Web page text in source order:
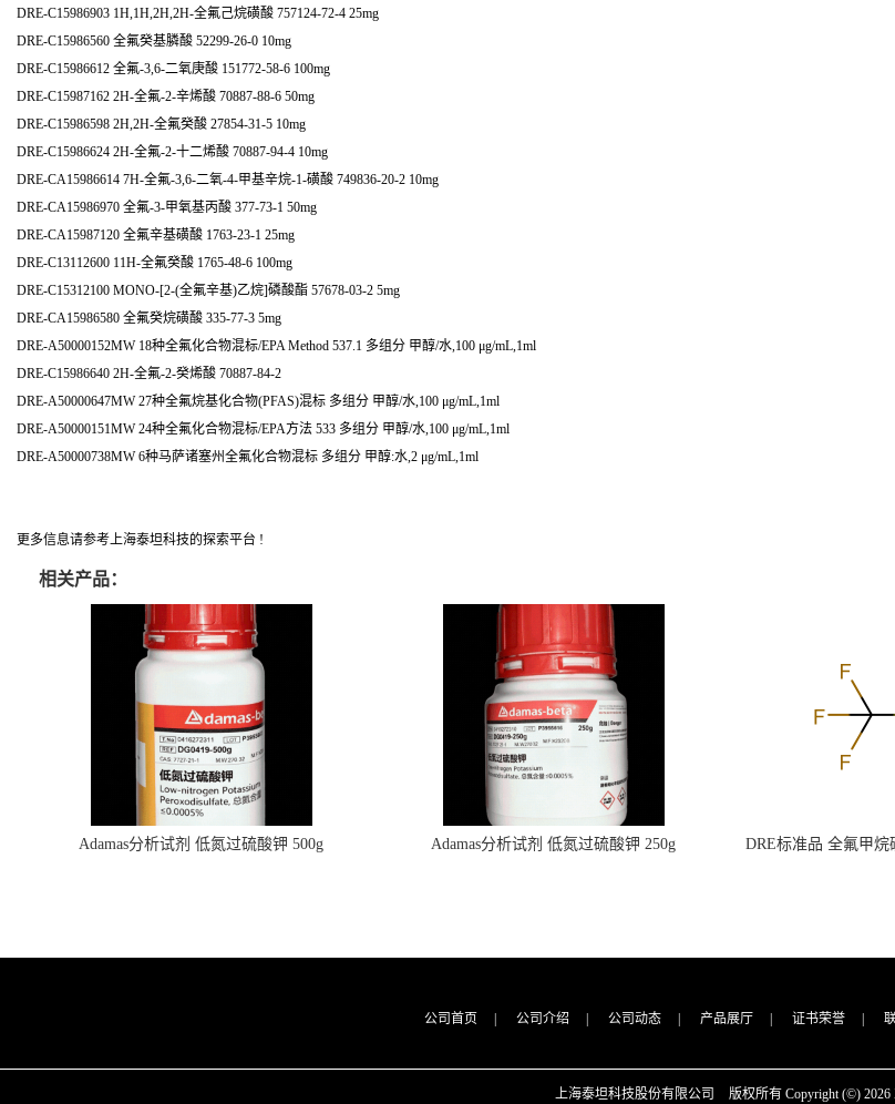
DRE-C15986903 1H,1H,2H,2H-全氟己烷磺酸 757124-72-4 25mg
DRE-C15986560 全氟癸基膦酸 52299-26-0 10mg
DRE-C15986612 全氟-3,6-二氧庚酸 151772-58-6 100mg
DRE-C15987162 2H-全氟-2-辛烯酸 70887-88-6 50mg
DRE-C15986598 2H,2H-全氟癸酸 27854-31-5 10mg
DRE-C15986624 2H-全氟-2-十二烯酸 70887-94-4 10mg
DRE-CA15986614 7H-全氟-3,6-二氧-4-甲基辛烷-1-磺酸 749836-20-2 10mg
DRE-CA15986970 全氟-3-甲氧基丙酸 377-73-1 50mg
DRE-CA15987120 全氟辛基磺酸 1763-23-1 25mg
DRE-C13112600 11H-全氟癸酸 1765-48-6 100mg
DRE-C15312100 MONO-[2-(全氟辛基)乙烷]磷酸酯 57678-03-2 5mg
DRE-CA15986580 全氟癸烷磺酸 335-77-3 5mg
DRE-A50000152MW 18种全氟化合物混标/EPA Method 537.1 多组分 甲醇/水,100 μg/mL,1ml
DRE-C15986640 2H-全氟-2-癸烯酸 70887-84-2
DRE-A50000647MW 27种全氟烷基化合物(PFAS)混标 多组分 甲醇/水,100 μg/mL,1ml
DRE-A50000151MW 24种全氟化合物混标/EPA方法 533 多组分 甲醇/水,100 μg/mL,1ml
DRE-A50000738MW 6种马萨诸塞州全氟化合物混标 多组分 甲醇:水,2 μg/mL,1ml
更多信息请参考上海泰坦科技的探索平台 !
相关产品：
Adamas分析试剂 低氮过硫酸钾 500g
Adamas分析试剂 低氮过硫酸钾 250g
DRE标准品 全氟甲烷
公司首页 | 公司介绍 | 公司动态 | 产品展厅 | 证书荣誉 |
上海泰坦科技股份有限公司 版权所有 Copyright (©) 2026